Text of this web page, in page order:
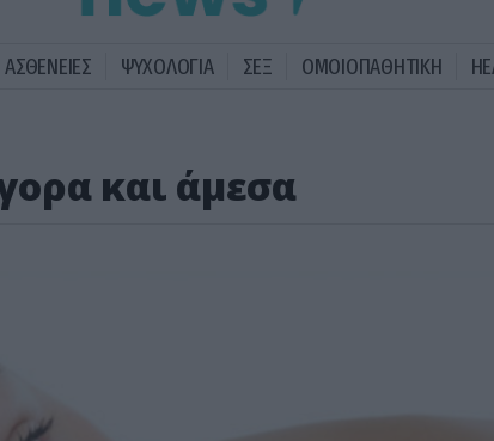
ΑΣΘΕΝΕΙΕΣ ΨΥΧΟΛΟΓΙΑ ΣΕΞ ΟΜΟΙΟΠΑΘΗΤΙΚΗ
και άμεσα